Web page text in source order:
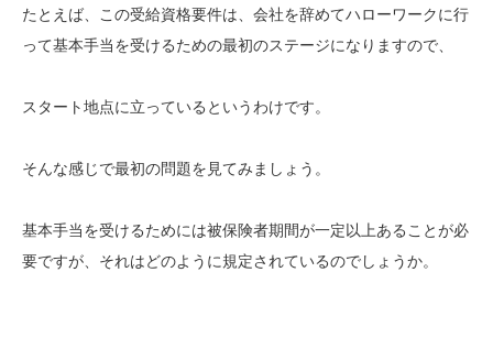
たとえば、この受給資格要件は、会社を辞めてハローワークに行
って基本手当を受けるための最初のステージになりますので、
スタート地点に立っているというわけです。
そんな感じで最初の問題を見てみましょう。
基本手当を受けるためには被保険者期間が一定以上あることが必
要ですが、それはどのように規定されているのでしょうか。